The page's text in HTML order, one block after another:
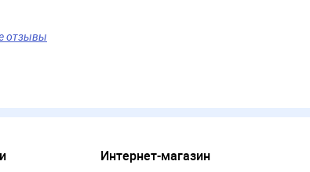
отзывы
Интернет-магазин